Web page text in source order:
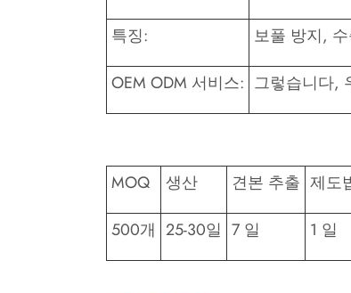
특징: 보풀 방지,
OEM ODM 서비스: 그렇습니다,
MOQ 생산 견본 추출 제도
500개 25-30일 7 일 1 일